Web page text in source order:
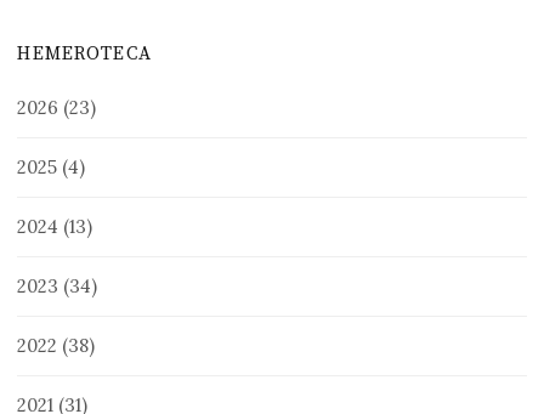
HEMEROTECA
2026 (23)
2025 (4)
2024 (13)
2023 (34)
2022 (38)
2021 (31)